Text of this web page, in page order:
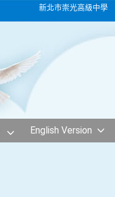
新北市崇光高級中學
English Version